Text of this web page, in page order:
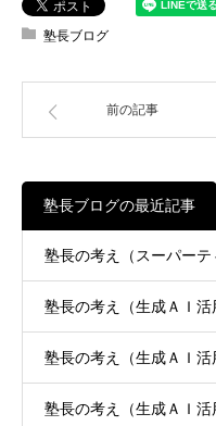
塾長ブログ
前の記事
塾長ブログの最近記事
塾長の考え（スーパーテ
塾長の考え（生成ＡＩ
塾長の考え（生成ＡＩ
塾長の考え（生成ＡＩ